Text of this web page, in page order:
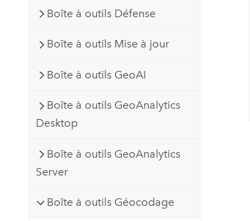
Boîte à outils Défense
Boîte à outils Mise à jour
Boîte à outils GeoAI
Boîte à outils GeoAnalytics
Desktop
Boîte à outils GeoAnalytics
Server
Boîte à outils Géocodage